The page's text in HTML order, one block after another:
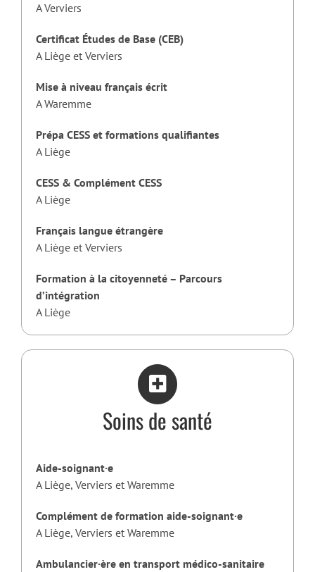
A Verviers
Certificat Études de Base (CEB)
A Liège et Verviers
Mise à niveau français écrit
A Waremme
Prépa CESS et formations qualifiantes
A Liège
CESS & Complément CESS
A Liège
Français langue étrangère
A Liège et Verviers
Formation à la citoyenneté – Parcours
d’intégration
A Liège
Soins de santé
Aide-soignant·e
A Liège, Verviers et Waremme
Complément de formation aide-soignant·e
A Liège, Verviers et Waremme
Ambulancier·ère en transport médico-sanitaire